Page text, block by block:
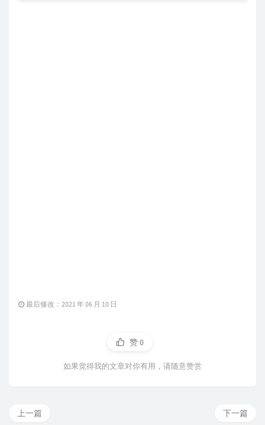
最后修改：2021 年 06 月 10 日
赞0
如果觉得我的文章对你有用，请随意赞赏
下一篇
上一篇